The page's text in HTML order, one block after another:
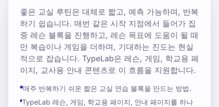
좋은 교실 루틴은 대체로 짧고, 예측 가능하며, 반복
하기 쉽습니다. 매번 같은 시작 지점에서 들어가 집
중 레슨 블록을 진행하고, 레슨 목표에 도움이 될 때
만 복습이나 게임을 더하며, 기대하는 진도는 현실
적으로 잡습니다. TypeLab은 레슨, 게임, 학교용 페
이지, 교사용 안내 콘텐츠로 이 흐름을 지원합니다.
매주 반복하기 쉬운 짧은 교실 연습 블록을 만드는 방법.
TypeLab 레슨, 게임, 학교용 페이지, 안내 페이지를 하나